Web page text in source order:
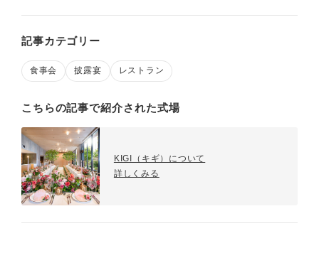
記事カテゴリー
食事会 披露宴 レストラン
こちらの記事で紹介された式場
KIGI（キギ）について
詳しくみる